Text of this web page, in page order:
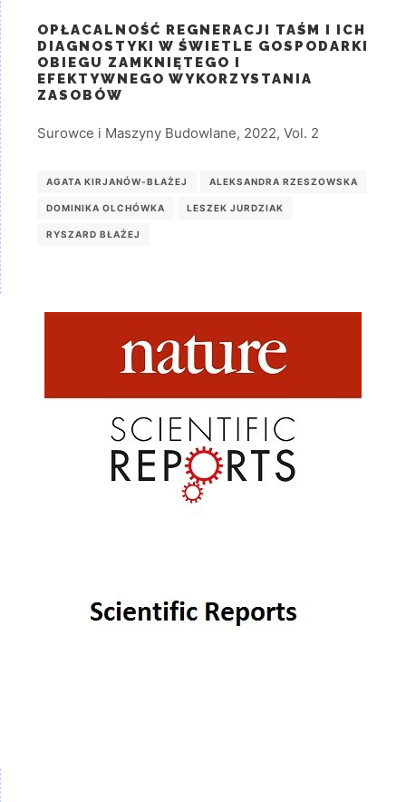
OPŁACALNOŚĆ REGNERACJI TAŚM I ICH
DIAGNOSTYKI W ŚWIETLE GOSPODARKI
OBIEGU ZAMKNIĘTEGO I
EFEKTYWNEGO WYKORZYSTANIA
ZASOBÓW
Surowce i Maszyny Budowlane, 2022, Vol. 2
AGATA KIRJANÓW-BŁAŻEJ ALEKSANDRA RZESZOWSKA
DOMINIKA OLCHÓWKA LESZEK JURDZIAK
RYSZARD BŁAŻEJ